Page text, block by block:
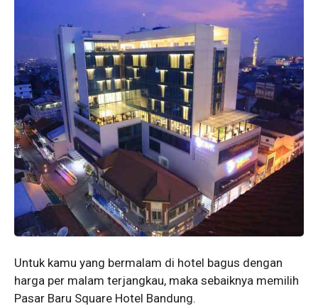
Untuk kamu yang bermalam di hotel bagus dengan
harga per malam terjangkau, maka sebaiknya memilih
Pasar Baru Square Hotel Bandung.